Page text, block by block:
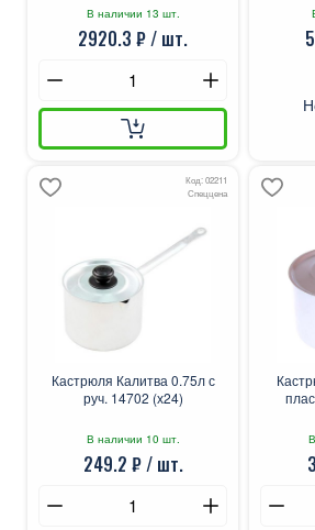
В наличии 13 шт.
2920.3 ₽ / шт.
Код: 02211
Спеццена
Кастрюля Калитва 0.75л с
руч. 14702 (х24)
В наличии 10 шт.
249.2 ₽ / шт.